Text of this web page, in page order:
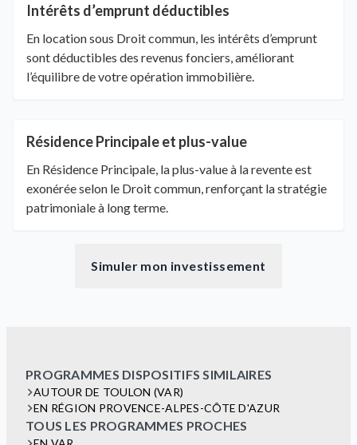
Intérêts d’emprunt déductibles
En location sous Droit commun, les intérêts d’emprunt
sont déductibles des revenus fonciers, améliorant
l’équilibre de votre opération immobilière.
Résidence Principale et plus-value
En Résidence Principale, la plus-value à la revente est
exonérée selon le Droit commun, renforçant la stratégie
patrimoniale à long terme.
Simuler mon investissement
PROGRAMMES DISPOSITIFS SIMILAIRES
AUTOUR DE TOULON (VAR)
EN RÉGION PROVENCE-ALPES-CÔTE D'AZUR
TOUS LES PROGRAMMES PROCHES